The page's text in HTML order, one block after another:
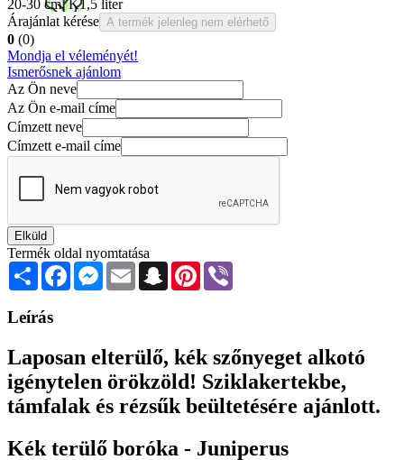
20-30 cm, K1,5 liter
Árajánlat kérése A termék jelenleg nem elérhető
0 (0)
Mondja el véleményét!
Ismerősnek ajánlom
Az Ön neve
Az Ön e-mail címe
Címzett neve
Címzett e-mail címe
Elküld
Termék oldal nyomtatása
Share FacebookMessenger
Email SnapchatPinterest
Leírás
Laposan elterülő, kék szőnyeget alkotó
igénytelen örökzöld! Sziklakertekbe,
támfalak és rézsűk beültetésére ajánlott.
Kék terülő boróka - Juniperus